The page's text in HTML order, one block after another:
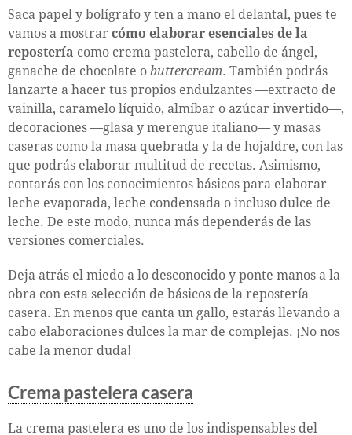
Saca papel y bolígrafo y ten a mano el delantal, pues te
vamos a mostrar cómo elaborar esenciales de la
repostería como crema pastelera, cabello de ángel,
ganache de chocolate o buttercream. También podrás
lanzarte a hacer tus propios endulzantes —extracto de
vainilla, caramelo líquido, almíbar o azúcar invertido—,
decoraciones —glasa y merengue italiano— y masas
caseras como la masa quebrada y la de hojaldre, con las
que podrás elaborar multitud de recetas. Asimismo,
contarás con los conocimientos básicos para elaborar
leche evaporada, leche condensada o incluso dulce de
leche. De este modo, nunca más dependerás de las
versiones comerciales.
Deja atrás el miedo a lo desconocido y ponte manos a la
obra con esta selección de básicos de la repostería
casera. En menos que canta un gallo, estarás llevando a
cabo elaboraciones dulces la mar de complejas. ¡No nos
cabe la menor duda!
Crema pastelera casera
La crema pastelera es uno de los indispensables del